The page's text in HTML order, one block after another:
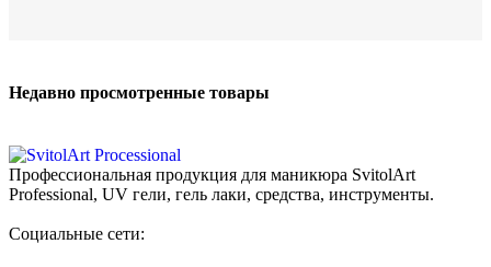
Недавно просмотренные товары
Профессиональная продукция для маникюра SvitolArt
Professional, UV гели, гель лаки, средства, инструменты.
Социальные сети: